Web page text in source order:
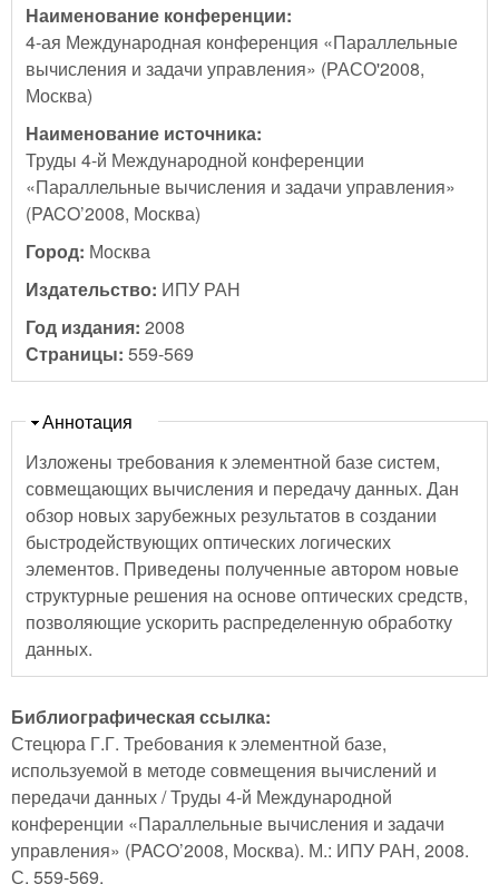
Наименование конференции:
4-ая Международная конференция «Параллельные
вычисления и задачи управления» (РАСО'2008,
Москва)
Наименование источника:
Труды 4-й Международной конференции
«Параллельные вычисления и задачи управления»
(PACO’2008, Москва)
Город: Москва
Издательство: ИПУ РАН
Год издания: 2008
Страницы: 559-569
Скрыть
Аннотация
Изложены требования к элементной базе систем,
совмещающих вычисления и передачу данных. Дан
обзор новых зарубежных результатов в создании
быстродействующих оптических логических
элементов. Приведены полученные автором новые
структурные решения на основе оптических средств,
позволяющие ускорить распределенную обработку
данных.
Библиографическая ссылка:
Стецюра Г.Г. Требования к элементной базе,
используемой в методе совмещения вычислений и
передачи данных / Труды 4-й Международной
конференции «Параллельные вычисления и задачи
управления» (PACO’2008, Москва). М.: ИПУ РАН, 2008.
С. 559-569.